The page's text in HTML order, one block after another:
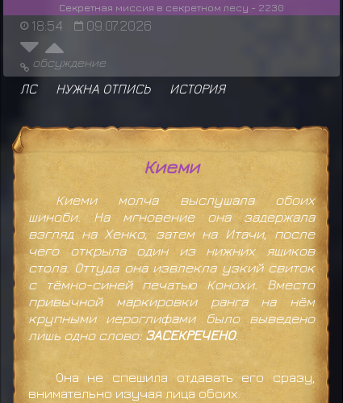
Секретная миссия в секретном лесу - 2230
18:54 09.07.2026
обсуждение
ЛС НУЖНА ОТПИСЬ ИСТОРИЯ
Киеми
Киеми молча выслушала обоих
шиноби. На мгновение она задержала
взгляд на Хенко, затем на Итачи, после
чего открыла один из нижних ящиков
стола. Оттуда она извлекла узкий свиток
с тёмно-синей печатью Конохи. Вместо
привычной маркировки ранга на нём
крупными иероглифами было выведено
лишь одно слово:ЗАСЕКРЕЧЕНО.
Она не спешила отдавать его сразу,
внимательно изучая лица обоих.